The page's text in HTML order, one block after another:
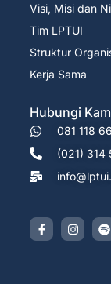
Visi, Misi dan
Tim LPTUI
Struktur
Kerja Sama
Hubungi
081 118
(021)